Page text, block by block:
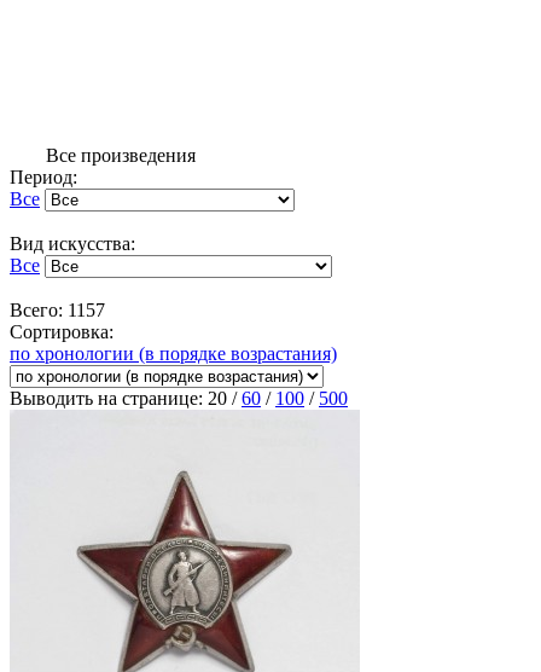
Все произведения
Период:
Все
Вид искусства:
Все
Всего: 1157
Сортировка:
по хронологии (в порядке возрастания)
Выводить на странице: 20 /60 / 100 / 500